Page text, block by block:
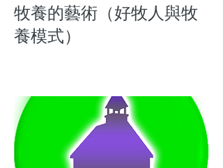
牧養的藝術（好牧人與牧
養模式）